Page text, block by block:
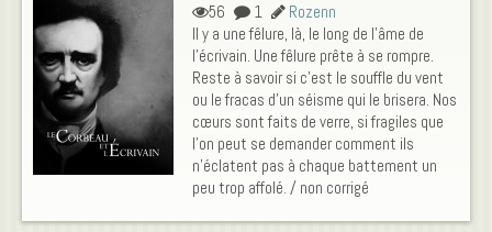
56 1
Rozenn
Il y a une fêlure, là, le long de l’âme de
l’écrivain. Une fêlure prête à se rompre.
Reste à savoir si c’est le souffle du vent
ou le fracas d’un séisme qui le brisera. Nos
cœurs sont faits de verre, si fragiles que
l’on peut se demander comment ils
n’éclatent pas à chaque battement un
peu trop affolé. / non corrigé